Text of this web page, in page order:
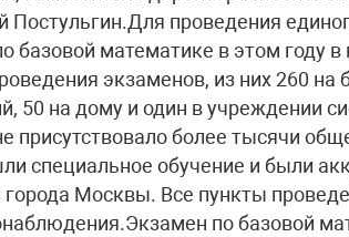
Постульгин.Для проведения
базовой математике в этом году
экзаменов, из них 260 на
50 на дому и один в учреждении
присутствовало более тысячи
специальное обучение и были
Москвы. Все пункты
по базовой